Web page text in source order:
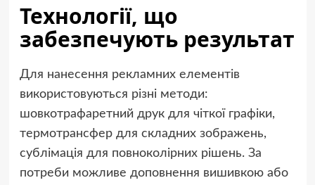
Технології, що
забезпечують результат
Для нанесення рекламних елементів
використовуються різні методи:
шовкотрафаретний друк для чіткої графіки,
термотрансфер для складних зображень,
сублімація для повноколірних рішень. За
потреби можливе доповнення вишивкою або